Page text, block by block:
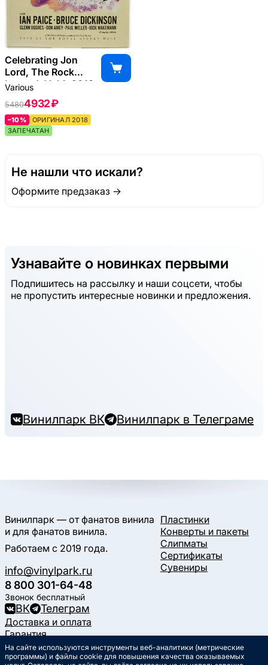
Celebrating Jon
Lord, The Rock
Legend, Vol.1, 2018
Various
54804932 ₽
–10%
ОРИГИНАЛ 2018
ЗАПЕЧАТАН
Не нашли что искали?
Оформите предзаказ →
Узнавайте о новинках первыми
Подпишитесь на рассылку и наши соцсети, чтобы
не пропустить интересные новинки и предложения.
Винилпарк ВК Винилпарк в Телеграме
Винилпарк — от фанатов винила
и для фанатов винила.
Работаем с 2019 года.
info@vinylpark.ru
8 800 301-64-48
Звонок бесплатный
ВК Телеграм
Пластинки
Конверты и пакеты
Слипматы
Сертификаты
Сувениры
Доставка и оплата
Гарантия
Контакты
Статьи
На сайте используются инструменты веб-аналитики (метрические
программы) и файлы cookie для повышения качества оказываемых